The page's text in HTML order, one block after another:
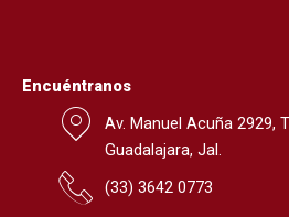
Encuéntranos
Av. Manuel Acuña 2929,
Guadalajara, Jal.
(33) 3642 0773